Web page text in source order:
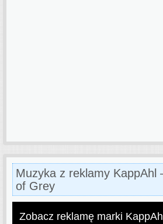
Muzyka z reklamy KappAhl
of Grey
Zobacz reklamę marki